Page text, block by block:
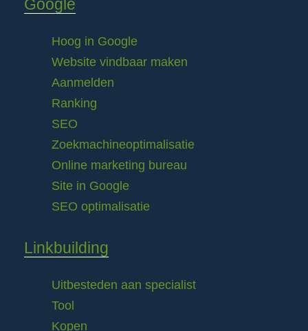
Google
Hoog in Google
Website vindbaar maken
Aanmelden
Ranking
SEO
Zoekmachineoptimalisatie
Online marketing bureau
Site in Google
SEO optimalisatie
Linkbuilding
Uitbesteden aan specialist
Tool
Kopen